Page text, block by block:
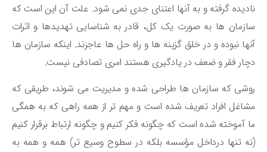
گرفته و به آنها اعتنای جدی نمی شود. علت آن این است که
ها به صورت یک کل، قادر به شناسایی تهدیدها و اثرات
نبوده و در خلق گزینه ها و راه حل ها عاجزند. اینکه سازمان ها
فقر و ضعف در یادگیری هستند امری تصادفی نیست.
که سازمان ها طراحی شده و مدیریت می شوند، طریقی که
افراد تعریف شده است و مهم تر از همه راهی که به همگی
آموخته شده است که چگونه فکر کنیم و چگونه ارتباط برقرار کنیم
تنها درداخل مؤسسه بلکه در سطوح وسیع تر) همه و همه به